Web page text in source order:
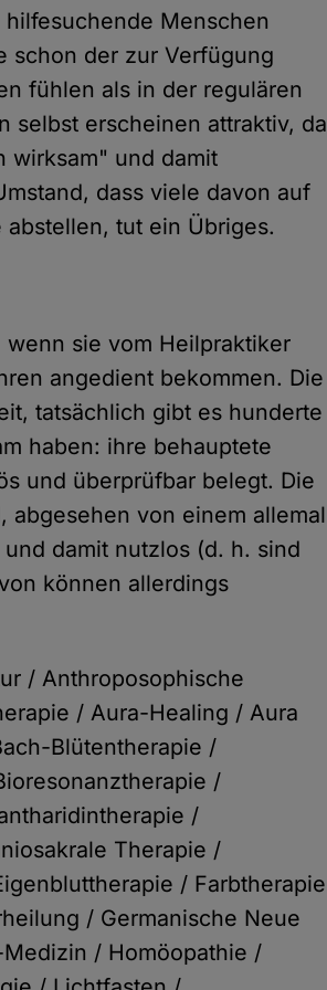
Menschen
schon der zur Verfügung
fühlen als in der regulären
selbst erscheinen attraktiv, da
wirksam" und damit
dass viele davon auf
tut ein Übriges.
sie vom Heilpraktiker
angedient bekommen. Die
tatsächlich gibt es hunderte
haben: ihre behauptete
und überprüfbar belegt. Die
abgesehen von einem allemal
damit nutzlos (d. h. sind
können allerdings
/ Anthroposophische
/ Aura-Healing / Aura
Blütentherapie /
/
/
Therapie /
/ Farbtherapie
/ Germanische Neue
/ Homöopathie /